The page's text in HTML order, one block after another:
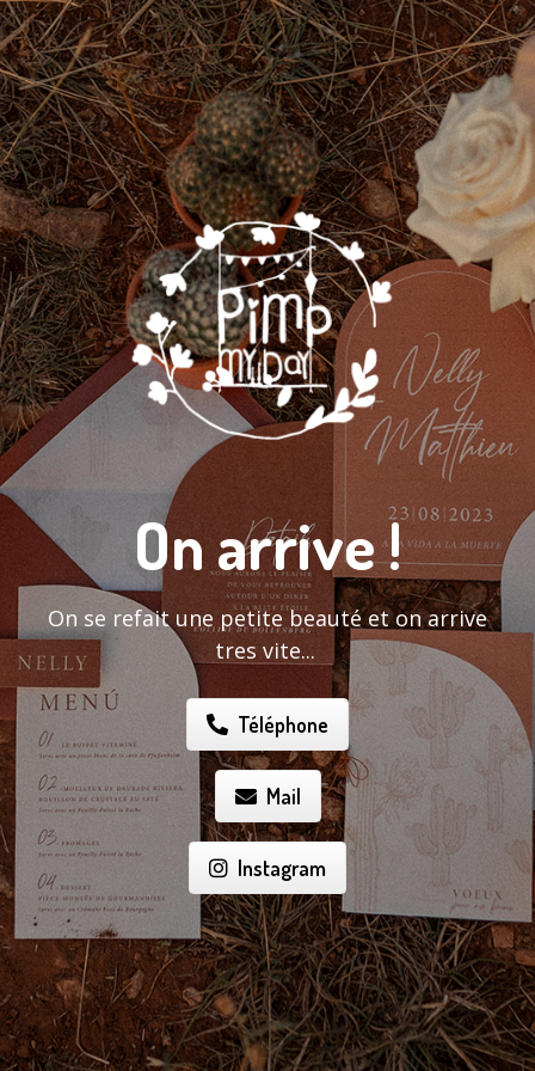
On arrive !
On se refait une petite beauté et on arrive
tres vite...
Téléphone
Mail
Instagram